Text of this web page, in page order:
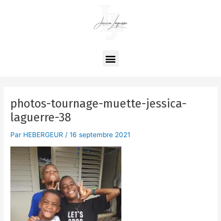
Menu
photos-tournage-muette-jessica-
laguerre-38
Par HEBERGEUR /16 septembre 2021